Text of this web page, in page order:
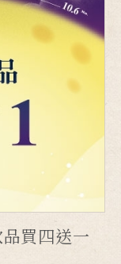
買四送一